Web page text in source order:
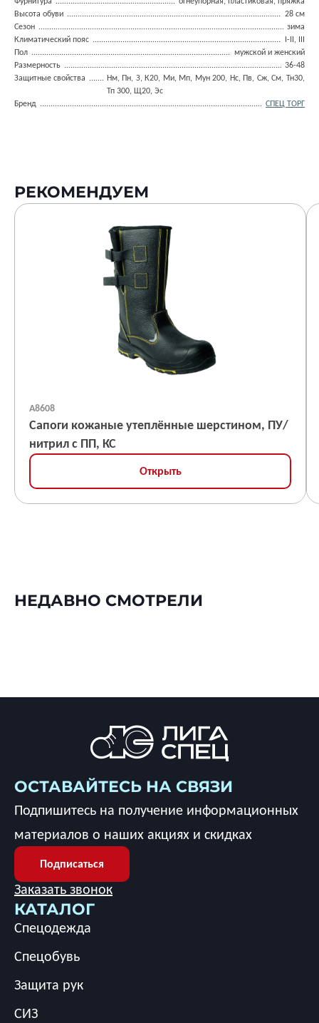
Высота обуви
28 см
Сезон
зима
Климатический пояс
I-II, III
Пол
мужской и женский
Размерность
36-48
Защитные свойства
Нм, Пн, З, К20, Ми, Мп, Мун 200, Нс, Пв, Сж, См, Тн30,
Тп 300, Щ20, Эс
Бренд
СПЕЦ ТОРГ
РЕКОМЕНДУЕМ
А8608
Сапоги кожаные утеплённые шерстином, ПУ/
нитрил с ПП, КС
Открыть
НЕДАВНО СМОТРЕЛИ
КАТАЛОГ
Спецодежда
Спецобувь
Защита рук
СИЗ
ОСТАВАЙТЕСЬ НА СВЯЗИ
Подпишитесь на получение информационных
материалов о наших акциях и скидках
Подписаться
Заказать звонок